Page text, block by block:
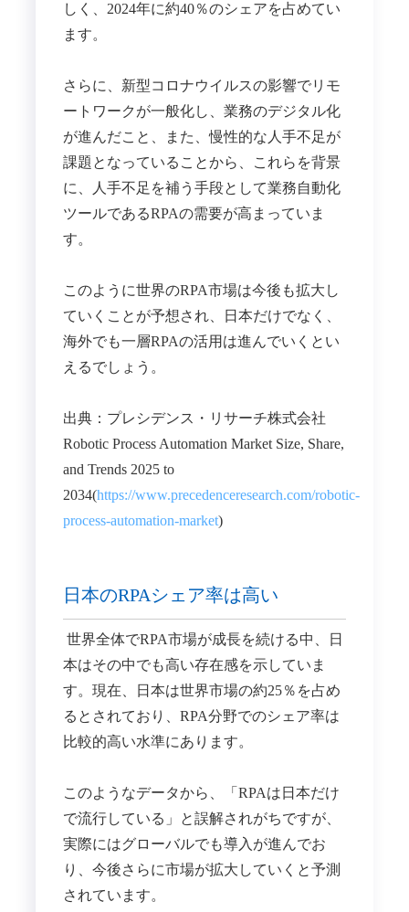
しく、2024年に約40％のシェアを占めてい
ます。​
さらに、新型コロナウイルスの影響でリモ
ートワークが一般化し、業務のデジタル化
が進んだこと、また、慢性的な人手不足が
課題となっていることから、これらを背景
に、人手不足を補う手段として業務自動化
ツールであるRPAの需要が高まっていま
す。
このように世界のRPA市場は今後も拡大し
ていくことが予想され、日本だけでなく、
海外でも一層RPAの活用は進んでいくとい
えるでしょう。
出典：プレシデンス・リサーチ株式会社
Robotic Process Automation Market Size, Share,
and Trends 2025 to
2034(https://www.precedenceresearch.com/robotic-
process-automation-market)
日本のRPAシェア率は高い
世界全体でRPA市場が成長を続ける中、日
本はその中でも高い存在感を示していま
す。現在、日本は世界市場の約25％を占め
るとされており、RPA分野でのシェア率は
比較的高い水準にあります。
このようなデータから、「RPAは日本だけ
で流行している」と誤解されがちですが、
実際にはグローバルでも導入が進んでお
り、今後さらに市場が拡大していくと予測
されています。